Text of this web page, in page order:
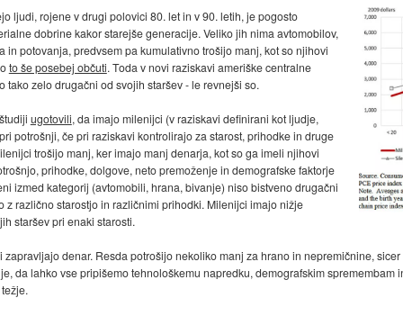
ljudi, rojene v drugi polovici 80. let in v 90. letih, je pogosto
dobrine kakor starejše generacije. Veliko jih nima avtomobilov,
potovanja, predvsem pa kumulativno trošijo manj, kot so njihovi
to še posebej občuti. Toda v novi raziskavi ameriške centralne
zelo drugačni od svojih staršev - le revnejši so.
ugotovili, da imajo milenijci (v raziskavi definirani kot ljudje,
potrošnji, če pri raziskavi kontrolirajo za starost, prihodke in druge
trošijo manj, ker imajo manj denarja, kot so ga imeli njihovi
prihodke, dolgove, neto premoženje in demografske faktorje
izmed kategorij (avtomobili, hrana, bivanje) niso bistveno drugačni
različno starostjo in različnimi prihodki. Milenijci imajo nižje
staršev pri enaki starosti.
denar. Resda potrošijo nekoliko manj za hrano in nepremičnine,
da lahko vse pripišemo tehnološkemu napredku, demografskim spremembam